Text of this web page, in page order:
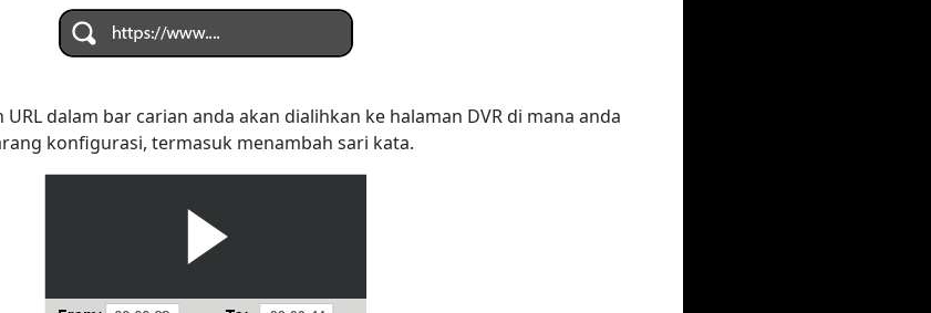
dalam bar carian anda akan dialihkan ke halaman DVR di mana anda
konfigurasi, termasuk menambah sari kata.